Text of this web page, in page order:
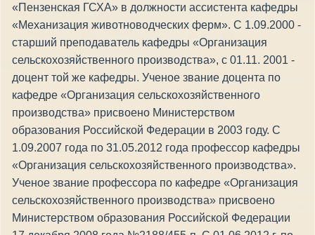
«Пензенская ГСХА» в должности ассистента кафедры
«Механизация животноводческих ферм». С 1.09.2000 -
старший преподаватель кафедры «Организация
сельскохозяйственного производства», с 01.11. 2001 -
доцент той же кафедры. Ученое звание доцента по
кафедре «Организация сельскохозяйственного
производства» присвоено Министерством
образования Российской Федерации в 2003 году. С
1.09.2007 года по 31.05.2012 года профессор кафедры
«Организация сельскохозяйственного производства».
Ученое звание профессора по кафедре «Организация
сельскохозяйственного производства» присвоено
Министерством образования Российской Федерации